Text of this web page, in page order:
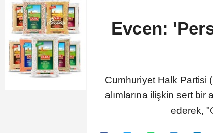
Evcen:
Cumhuriyet Halk Partisi
alımlarına ilişkin sert bir
ederek,